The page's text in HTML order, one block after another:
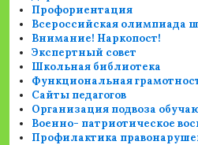
Профориентация
Всероссийская олимпиада
Внимание! Наркопост!
Экспертный совет
Школьная библиотека
Функциональная
Сайты педагогов
Организация подвоза
Военно- патриотическое
Профилактика